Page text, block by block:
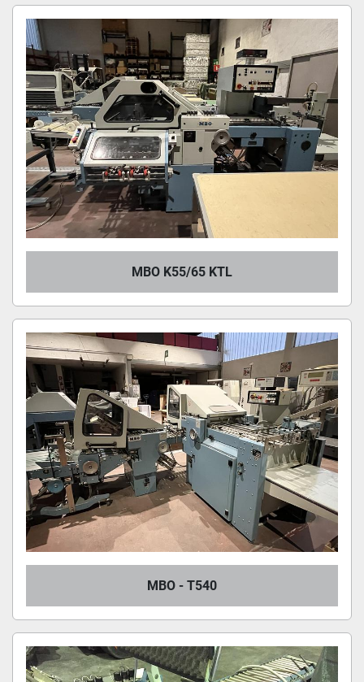
MBO (5)
Ordina per
MBO K55/65 KTL
MBO - T540